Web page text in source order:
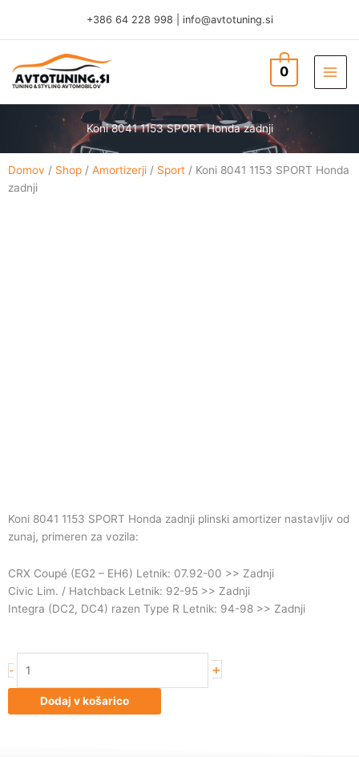
content
+386 64 228 998 info@avtotuning.si
TUNING & STYLING AVTOMOBILOV
0
Koni 8041 1153 SPORT Honda zadnji
Domov / Shop / Amortizerji / Sport / Koni 8041 1153 SPORT Honda
zadnji
Koni 8041 1153 SPORT Honda zadnji plinski amortizer nastavljiv od
zunaj, primeren za vozila:
CRX Coupé (EG2 – EH6) Letnik: 07.92-00 >> Zadnji
Civic Lim. / Hatchback Letnik: 92-95 >> Zadnji
Integra (DC2, DC4) razen Type R Letnik: 94-98 >> Zadnji
-
8041
SPORT
+
Dodaj v košarico